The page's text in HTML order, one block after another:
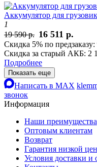
Аккумулятор для
1
19 590 р. 16 511 р.
Скидка 5% по предзаказу:
Скидка за старый АКБ: 2
Подробнее
Показать еще
Написать в MAX
звонок
Информация
Наши преимущества
Оптовым клиентам
Возврат
Гарантия низкой
Условия доставки и